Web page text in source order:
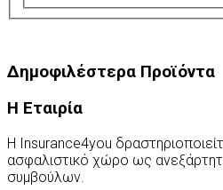
Δημοφιλέστερα Προϊόντα
Η Εταιρία
Η Insurance4you
ασφαλιστικό χώρο ως
συμβούλων.